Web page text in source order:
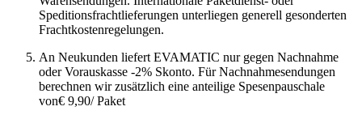
Speditionsfrachtlieferungen unterliegen generell gesonderten
Frachtkostenregelungen.
An Neukunden liefert EVAMATIC nur gegen Nachnahme
oder Vorauskasse -2% Skonto. Für Nachnahmesendungen
berechnen wir zusätzlich eine anteilige Spesenpauschale
von€ 9,90/ Paket